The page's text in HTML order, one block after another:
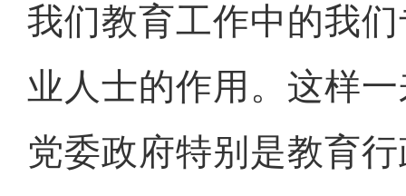
我们教育工作中的我
业人士的作用。这样
党委政府特别是教育